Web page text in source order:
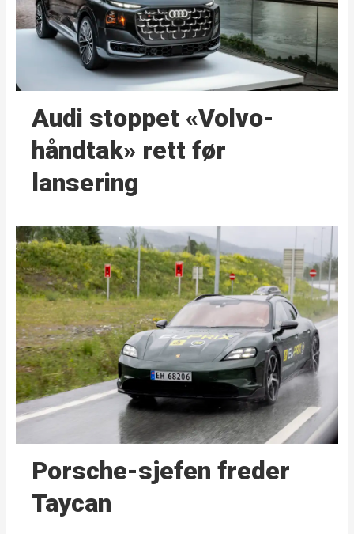
Audi stoppet «Volvo-
håndtak» rett før
lansering
Porsche-sjefen freder
Taycan